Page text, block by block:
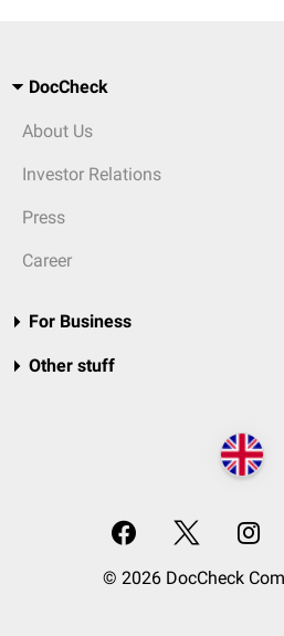
DocCheck
About Us
Investor Relations
Press
Career
For Business
Other stuff
© 2026 DocCheck